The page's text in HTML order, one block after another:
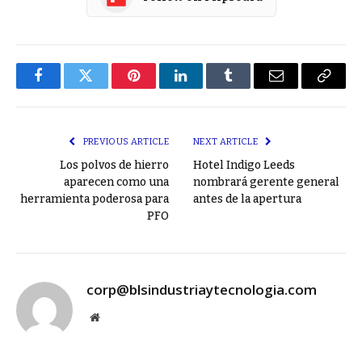
FacebookTwitter PinterestLinkedInTumblr Email
Copy
PREVIOUS ARTICLE
Los polvos de hierro
aparecen como una
herramienta poderosa para
PFO
NEXT ARTICLE
Hotel Indigo Leeds
nombrará gerente general
antes de la apertura
corp@blsindustriaytecnologia.com
Website